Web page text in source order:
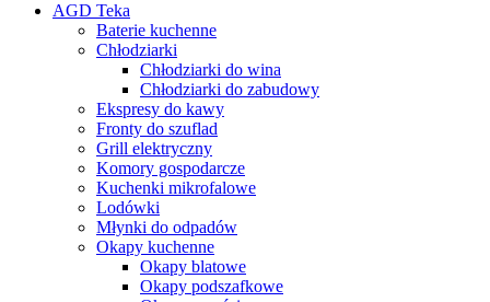
AGD Teka
Baterie kuchenne
Chłodziarki
Chłodziarki do wina
Chłodziarki do zabudowy
Ekspresy do kawy
Fronty do szuflad
Grill elektryczny
Komory gospodarcze
Kuchenki mikrofalowe
Lodówki
Młynki do odpadów
Okapy kuchenne
Okapy blatowe
Okapy podszafkowe